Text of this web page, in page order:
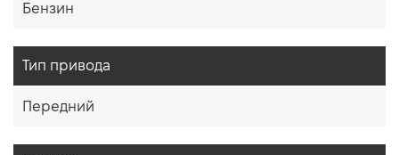
Бензин
Тип привода
Передний